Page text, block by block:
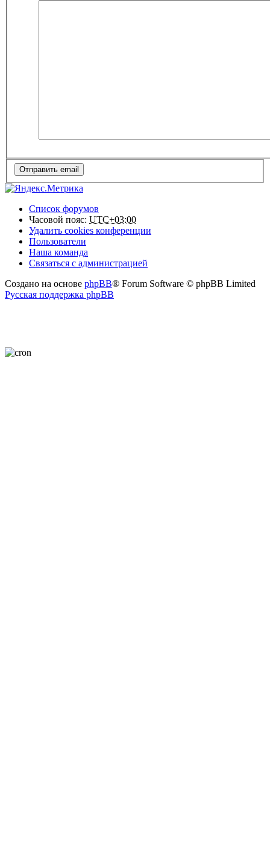
Список форумов
Часовой пояс: UTC+03:00
Удалить cookies конференции
Пользователи
Наша команда
Связаться с администрацией
Создано на основе phpBB® Forum Software © phpBB Limited
Русская поддержка phpBB